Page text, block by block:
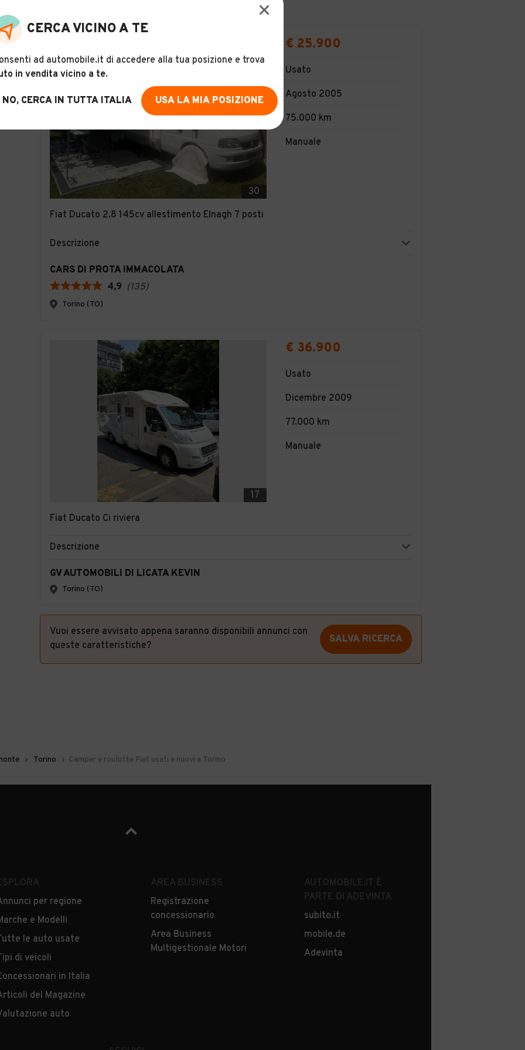
30
Fiat Ducato 2.8 145cv allestimento Elnagh 7 posti
€ 25.900
Usato
Agosto 2005
75.000 km
Manuale
Descrizione
CARS DI PROTA IMMACOLATA
4,9 (135)
Torino (TO)
17
Fiat Ducato Ci riviera
€ 36.900
Usato
Dicembre 2009
77.000 km
Manuale
Descrizione
GV AUTOMOBILI DI LICATA KEVIN
Torino (TO)
Vuoi essere avvisato appena saranno disponibili annunci con
queste caratteristiche?
SALVA RICERCA
Torino Camper e roulotte Fiat usati e nuovi a Torino
per regione
e Modelli
le auto usate
di veicoli
in Italia
del Magazine
auto
Registrazione
concessionario
Area Business
Multigestionale Motori
subito.it
mobile.de
Adevinta
CERCA VICINO A TE
ad automobile.it di accedere alla tua posizione e trova
in vendita vicino a te.
NO, CERCA IN TUTTA ITALIA USA LA MIA POSIZIONE